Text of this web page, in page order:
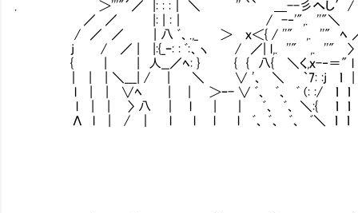
. ＞'''"´／ |: : :｜ ＼ '' ｀` ＿--彡へし′/
／ ／ |: | :｜ / -‐'",. ''"＼
/ ／ ／ | 八 ﾞ、.,_ ＞ ｘ＜{ / ''" ,. ''" ﾍ ／
j / ／ | |:{_ｰ: : ﾞ:、ヽ / ／| l,. ''" ,. ''" 〉
{ | | 人__／ﾍ: } { { 八{ ＼く,ｘ-‐＝" l
｜ | | ＼___| / | ＼ ∨ '、 ＼ ｀7: :j ｌ
l | | ∨ﾍ | | ＞ｰ- ∨ ﾞ、 ﾞ、 ﾞ (: :/ ｌ ｌ
l | | 〉 八 ｜ l | ｜ ﾞ、 ﾞ、 ＼:{ ｌ ｌ
Λ l | / ｜ l l l l ﾞ、 ﾞ、 ﾞ、 ﾞ＼ ｌ ｌ